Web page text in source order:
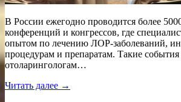
В России ежегодно проводится более
конференций и конгрессов, где
опытом по лечению ЛОР-заболеваний,
процедурам и препаратам. Такие
отоларингологам…
Читать далее →